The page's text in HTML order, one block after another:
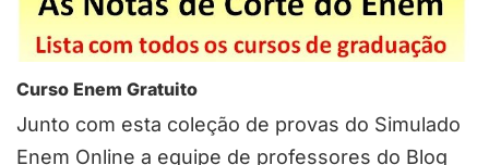
Curso Enem Gratuito
Junto com esta coleção de provas do Simulado
Enem Online a equipe de professores do Blog